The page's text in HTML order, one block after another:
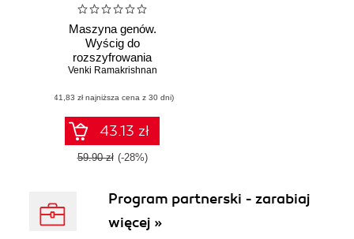
Maszyna genów.
Wyścig do
rozszyfrowania
tajemnic rybosomu
Venki Ramakrishnan
(41,83 zł najniższa cena z 30 dni)
43.13 zł
59.90 zł (-28%)
Program partnerski - zarabiaj
więcej »